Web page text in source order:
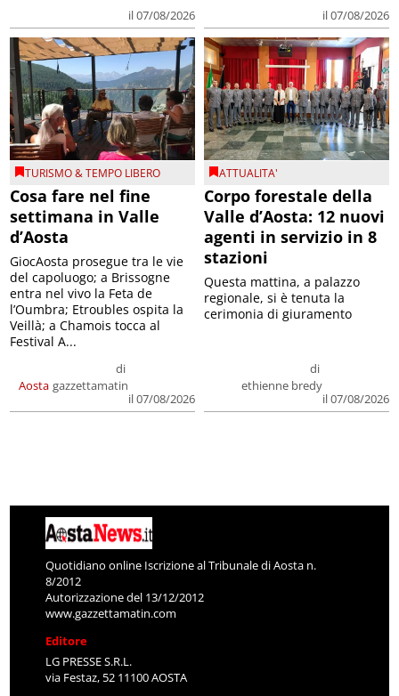
il 07/08/2026 il 07/08/2026
TURISMO & TEMPO LIBERO
Cosa fare nel fine
settimana in Valle
d’Aosta
Aosta
di
gazzettamatin
il 07/08/2026
GiocAosta prosegue tra le vie
del capoluogo; a Brissogne
entra nel vivo la Feta de
l’Oumbra; Etroubles ospita la
Veillà; a Chamois tocca al
Festival A...
ATTUALITA'
Corpo forestale della
Valle d’Aosta: 12 nuovi
agenti in servizio in 8
stazioni
di
ethienne bredy
il 07/08/2026
Questa mattina, a palazzo
regionale, si è tenuta la
cerimonia di giuramento
Quotidiano online Iscrizione al Tribunale di Aosta n.
8/2012
Autorizzazione del 13/12/2012
www.gazzettamatin.com
Editore
LG PRESSE S.R.L.
via Festaz, 52 11100 AOSTA